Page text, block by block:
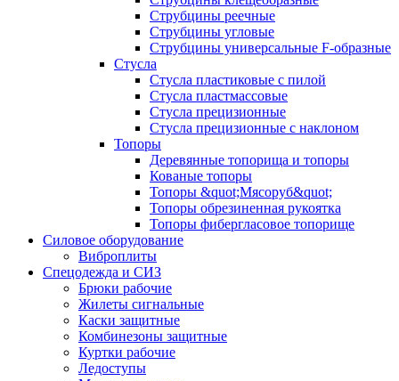
Струбцины реечные
Струбцины угловые
Струбцины универсальные F-образные
Стусла
Стусла пластиковые с пилой
Стусла пластмассовые
Стусла прецизионные
Стусла прецизионные с наклоном
Топоры
Деревянные топорища и топоры
Кованые топоры
Топоры &quot;Мясоруб&quot;
Топоры обрезиненная рукоятка
Топоры фибергласовое топорище
Силовое оборудование
Виброплиты
Спецодежда и СИЗ
Брюки рабочие
Жилеты сигнальные
Каски защитные
Комбинезоны защитные
Куртки рабочие
Ледоступы